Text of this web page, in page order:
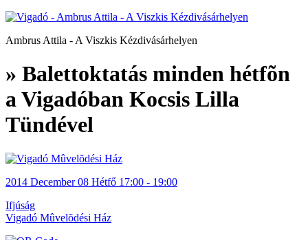
Ambrus Attila - A Viszkis Kézdivásárhelyen
» Balettoktatás minden hétfõn
a Vigadóban Kocsis Lilla
Tündével
2014 December 08 Hétfő 17:00 - 19:00
Ifjúság
Vigadó Mûvelõdési Ház